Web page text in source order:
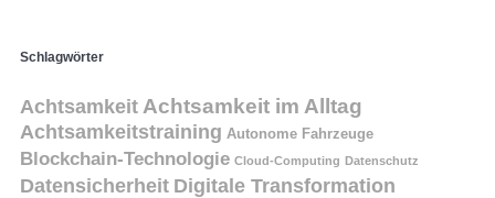
Schlagwörter
Achtsamkeit Achtsamkeit im Alltag
Achtsamkeitstraining Autonome Fahrzeuge
Blockchain-Technologie Cloud-Computing Datenschutz
Datensicherheit Digitale Transformation